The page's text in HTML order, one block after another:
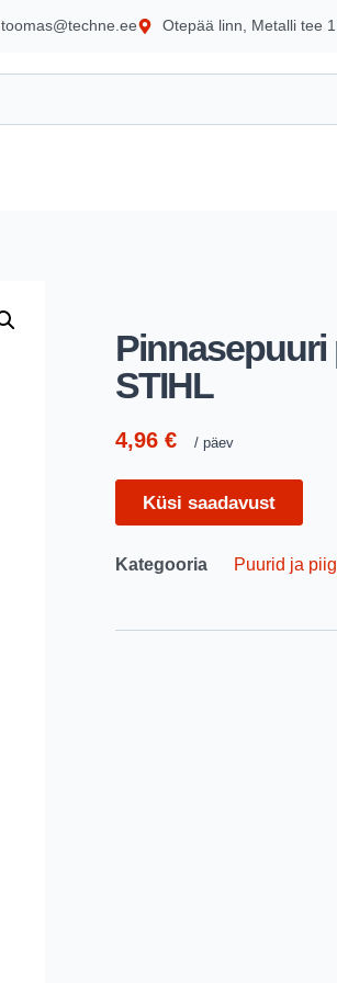
toomas@techne.ee Otepää linn, Metalli tee 1
STIHL
4,96 € päev
Küsi saadavust
Kategooria Puurid ja